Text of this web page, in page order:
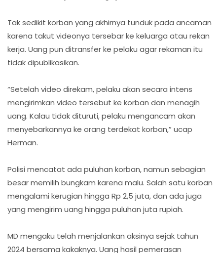
Tak sedikit korban yang akhirnya tunduk pada ancaman
karena takut videonya tersebar ke keluarga atau rekan
kerja. Uang pun ditransfer ke pelaku agar rekaman itu
tidak dipublikasikan.
“Setelah video direkam, pelaku akan secara intens
mengirimkan video tersebut ke korban dan menagih
uang. Kalau tidak dituruti, pelaku mengancam akan
menyebarkannya ke orang terdekat korban,” ucap
Herman.
Polisi mencatat ada puluhan korban, namun sebagian
besar memilih bungkam karena malu. Salah satu korban
mengalami kerugian hingga Rp 2,5 juta, dan ada juga
yang mengirim uang hingga puluhan juta rupiah.
MD mengaku telah menjalankan aksinya sejak tahun
2024 bersama kakaknya. Uang hasil pemerasan